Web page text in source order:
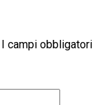
I campi obbligatori